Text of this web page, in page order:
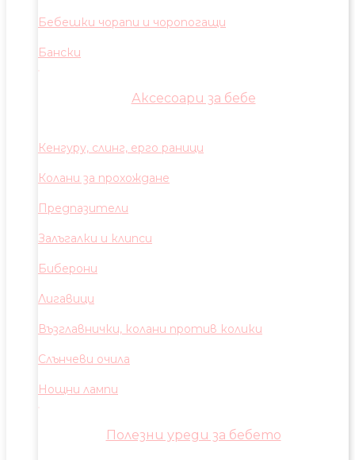
Бебешки чорапи и чоропогащи
Бански
Аксесоари за бебе
Кенгуру, слинг, ерго раници
Колани за прохождане
Предпазители
Залъгалки и клипси
Биберони
Лигавици
Възглавнички, колани против колики
Слънчеви очила
Нощни лампи
Полезни уреди за бебето